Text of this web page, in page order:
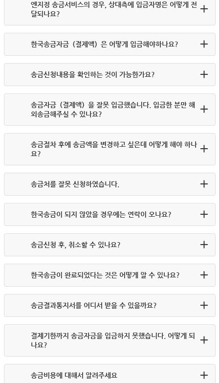
엔지정 송금서비스의 경우, 상대측에 입금자명은 어떻게 전
달되나요?
한국송금자금（결제액）은 어떻게 입금해야하나요?
송금신청내용을 확인하는 것이 가능한가요?
송금자금（결제액）을 잘못 입금했습니다. 입금한 분만 해
외송금해주실 수 있나요?
송금절차 후에 송금액을 변경하고 싶은데 어떻게 해야 하나
요?
송금처를 잘못 신청하였습니다.
한국송금이 되지 않았을 경우에는 연락이 오나요?
송금신청 후, 취소할 수 있나요?
한국송금이 완료되었다는 것은 어떻게 알 수 있나요?
송금결과통지서를 어디서 받을 수 있을까요?
결제기한까지 송금자금을 입금하지 못했습니다. 어떻게 되
나요?
송금비용에 대해서 알려주세요